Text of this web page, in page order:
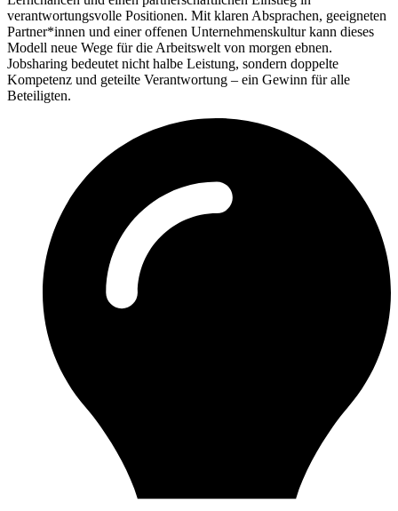
verantwortungsvolle Positionen. Mit klaren Absprachen, geeigneten
Partner*innen und einer offenen Unternehmenskultur kann dieses
Modell neue Wege für die Arbeitswelt von morgen ebnen.
Jobsharing bedeutet nicht halbe Leistung, sondern doppelte
Kompetenz und geteilte Verantwortung – ein Gewinn für alle
Beteiligten.